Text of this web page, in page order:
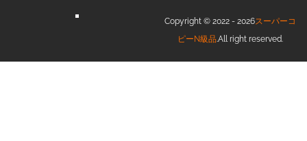
Copyright © 2022 - 2026スーパーコ
ピーN級品.All right reserved.